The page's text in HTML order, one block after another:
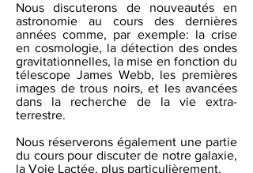
Nous discuterons de nouveautés en
astronomie au cours des dernières
années comme, par exemple: la crise
en cosmologie, la détection des ondes
gravitationnelles, la mise en fonction du
télescope James Webb, les premières
images de trous noirs, et les avancées
dans la recherche de la vie extra-
terrestre.
Nous réserverons également une partie
du cours pour discuter de notre galaxie,
la Voie Lactée, plus particulièrement.